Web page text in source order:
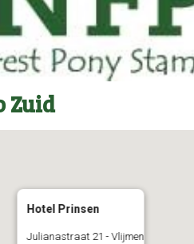
Zuid
Hotel Prinsen
Julianastraat 21 - Vlijmen